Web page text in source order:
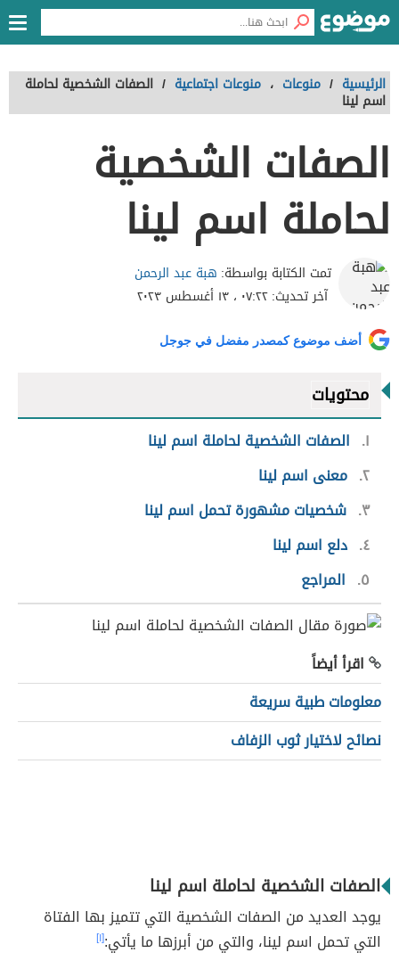
الرئيسية / منوعات ، منوعات اجتماعية / الصفات الشخصية لحاملة
اسم لينا
الصفات الشخصية
لحاملة اسم لينا
تمت الكتابة بواسطة: هبة عبد الرحمن
آخر تحديث:٠٧:٢٢ ، ١٣ أغسطس ٢٠٢٣
أضف موضوع كمصدر مفضل في جوجل
محتويات
١
الصفات الشخصية لحاملة اسم لينا
٢ معنى اسم لينا
٣ شخصيات مشهورة تحمل اسم لينا
٤ دلع اسم لينا
٥
المراجع
اقرأ أيضاً
معلومات طبية سريعة
نصائح لاختيار ثوب الزفاف
الصفات الشخصية لحاملة اسم لينا
يوجد العديد من الصفات الشخصية التي تتميز بها الفتاة
التي تحمل اسم لينا، والتي من أبرزها ما يأتي:[١]